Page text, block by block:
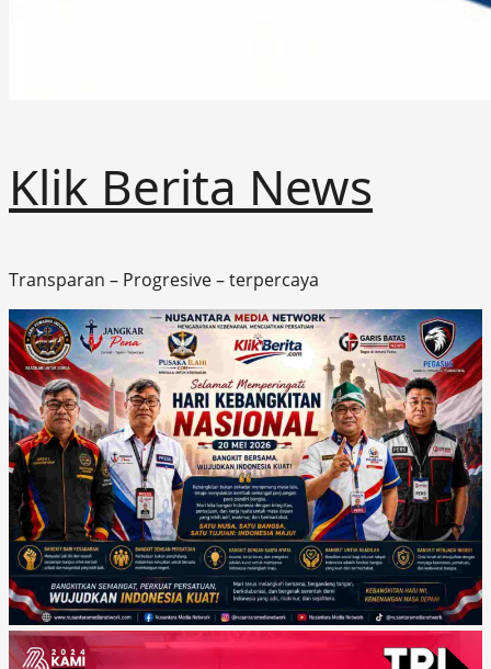
Klik Berita News
Transparan – Progresive – terpercaya